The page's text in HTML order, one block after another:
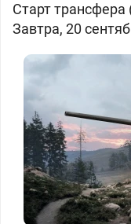
Старт трансфера
Завтра, 20